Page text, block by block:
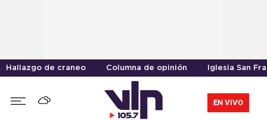
Hallazgo de craneo Columna de opinión Iglesia San
EN VIVO